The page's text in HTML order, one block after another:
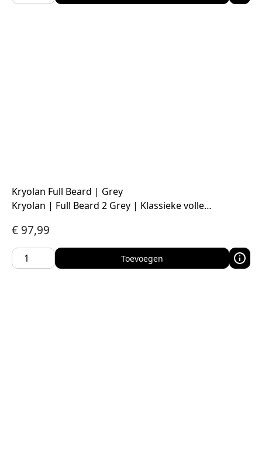
Kryolan Full Beard | Grey
Kryolan | Full Beard 2 Grey | Klassieke volle…
€ 97,99
Toevoegen